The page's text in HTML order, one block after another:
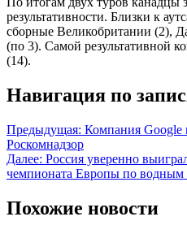
результативности. Близки к
сборные Великобритании (2),
(по 3). Самой результативной
(14).
Навигация по
Предыдущая: Компания Google
Роскомнадзор
Далее: Россия уверенно
чемпионата Европы по водным
Похожие новости